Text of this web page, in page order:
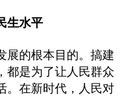
生水平
的根本目的。搞建
都是为了让人民群众
。在新时代，人民对